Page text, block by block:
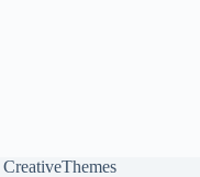
CreativeThemes